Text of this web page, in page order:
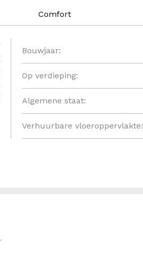
Comfort
Bouwjaar:
Op verdieping:
Algemene staat:
Verhuurbare vloeroppervlakte: